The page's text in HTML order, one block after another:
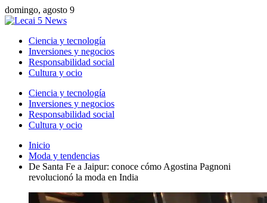
domingo, agosto 9
Ciencia y tecnología
Inversiones y negocios
Responsabilidad social
Cultura y ocio
Ciencia y tecnología
Inversiones y negocios
Responsabilidad social
Cultura y ocio
Inicio
Moda y tendencias
De Santa Fe a Jaipur: conoce cómo Agostina Pagnoni
revolucionó la moda en India